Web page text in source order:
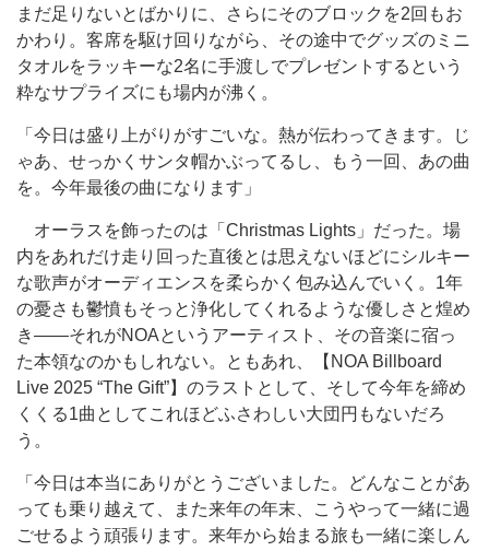
まだ足りないとばかりに、さらにそのブロックを2回もお
かわり。客席を駆け回りながら、その途中でグッズのミニ
タオルをラッキーな2名に手渡しでプレゼントするという
粋なサプライズにも場内が沸く。
「今日は盛り上がりがすごいな。熱が伝わってきます。じ
ゃあ、せっかくサンタ帽かぶってるし、もう一回、あの曲
を。今年最後の曲になります」
オーラスを飾ったのは「Christmas Lights」だった。場
内をあれだけ走り回った直後とは思えないほどにシルキー
な歌声がオーディエンスを柔らかく包み込んでいく。1年
の憂さも鬱憤もそっと浄化してくれるような優しさと煌め
き――それがNOAというアーティスト、その音楽に宿っ
た本領なのかもしれない。ともあれ、【NOA Billboard
Live 2025 “The Gift”】のラストとして、そして今年を締め
くくる1曲としてこれほどふさわしい大団円もないだろ
う。
「今日は本当にありがとうございました。どんなことがあ
っても乗り越えて、また来年の年末、こうやって一緒に過
ごせるよう頑張ります。来年から始まる旅も一緒に楽しん